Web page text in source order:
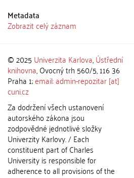
Metadata
Zobrazit celý záznam
© 2025 Univerzita Karlova,Ústřední
knihovna, Ovocný trh 560/5, 116 36
Praha 1;email: admin-repozitar [at]
cuni.cz
Za dodržení všech ustanovení
autorského zákona jsou
zodpovědné jednotlivé složky
Univerzity Karlovy. / Each
constituent part of Charles
University is responsible for
adherence to all provisions of the